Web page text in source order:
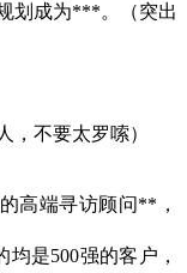
划成为***。（突出
，不要太罗嗦）
高端寻访顾问**，
是500强的客户，